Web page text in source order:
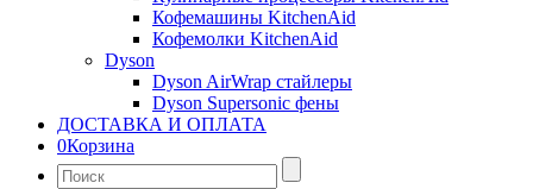
Кофемашины KitchenAid
Кофемолки KitchenAid
Dyson
Dyson AirWrap стайлеры
Dyson Supersonic фены
ДОСТАВКА И ОПЛАТА
0Корзина
Найти: